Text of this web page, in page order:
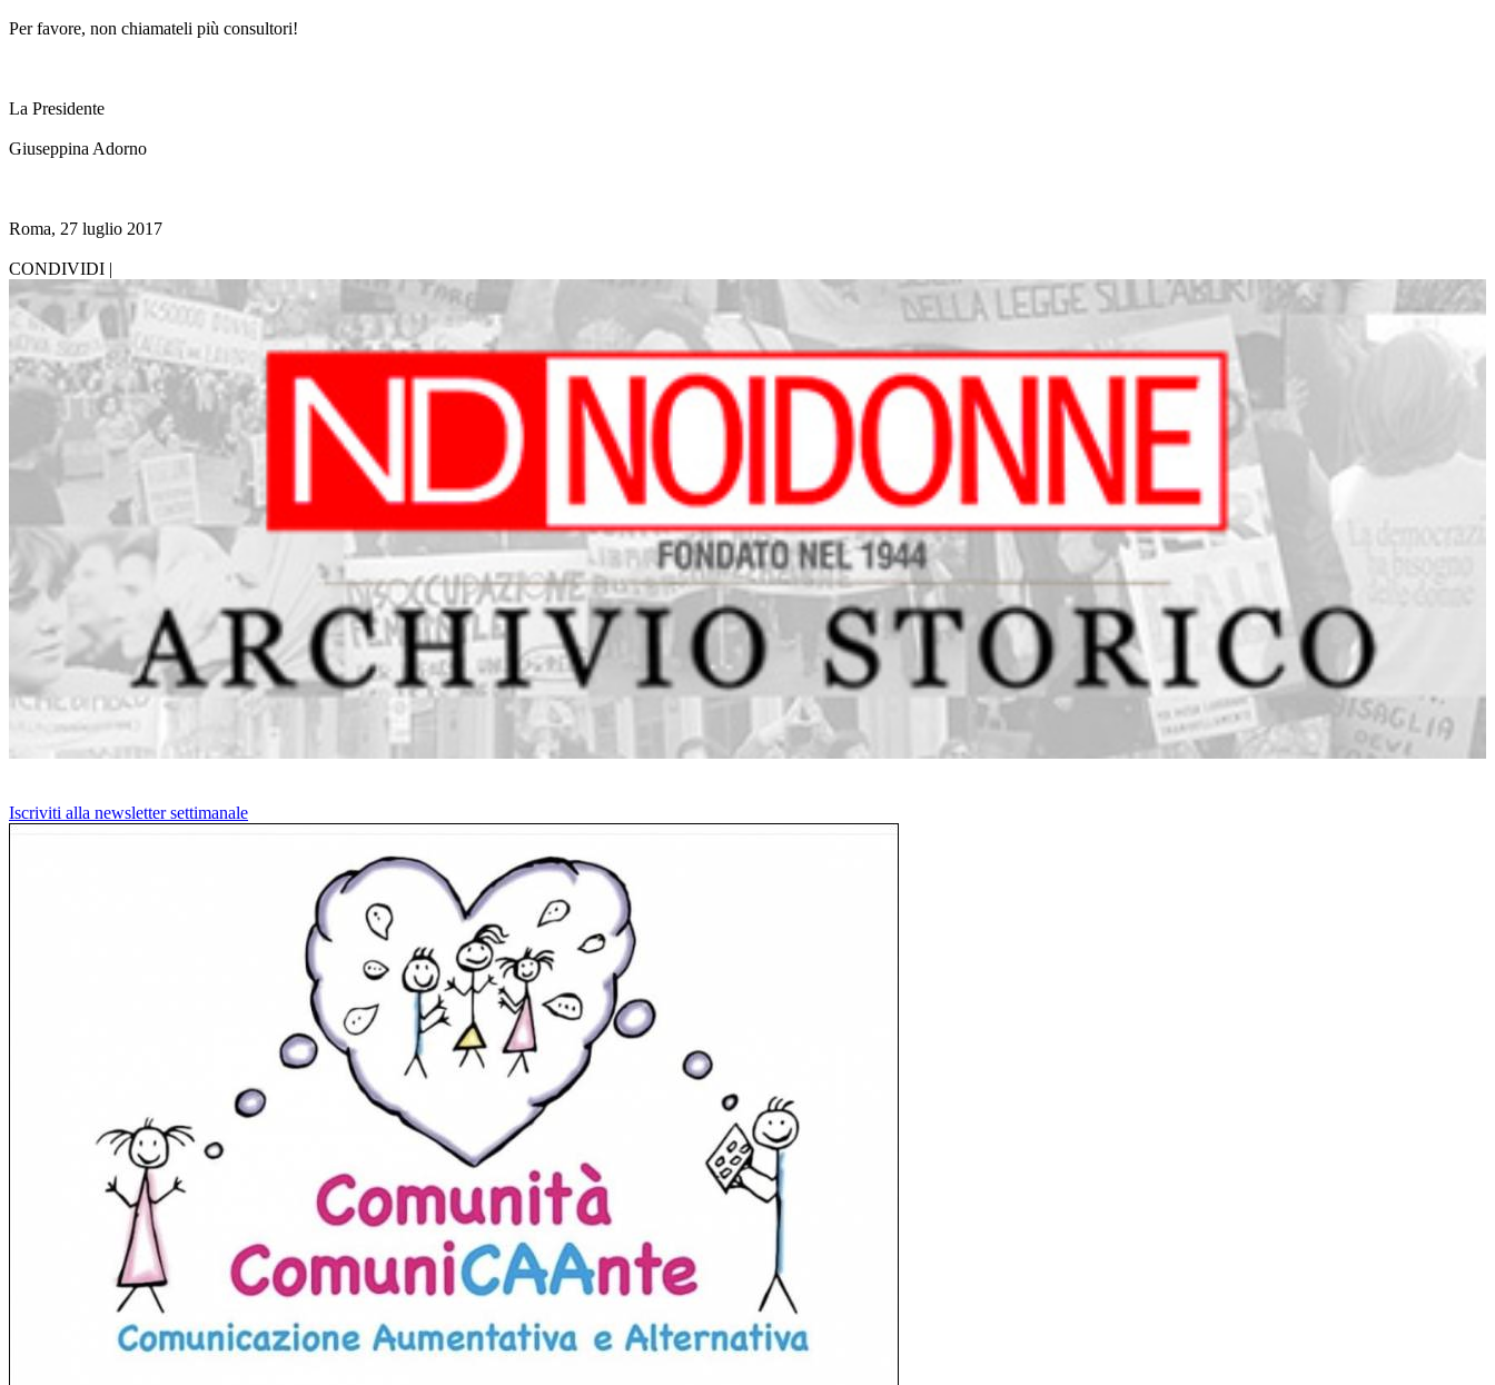
Per favore, non chiamateli più consultori!
La Presidente
Giuseppina Adorno
Roma, 27 luglio 2017
CONDIVIDI |
Iscriviti alla newsletter settimanale